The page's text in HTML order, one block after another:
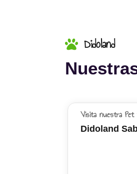
Didoland
Visita nuestra Pet
Didoland